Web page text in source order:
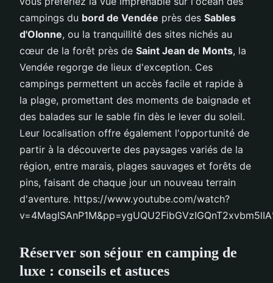
campings du bord de Vendée près des Sables
d'Olonne, ou la tranquillité des sites nichés au
cœur de la forêt près de Saint Jean de Monts, la
Vendée regorge de lieux d'exception. Ces
campings permettent un accès facile et rapide à
la plage, promettant des moments de baignade et
des balades sur le sable fin dès le lever du soleil.
Leur localisation offre également l'opportunité de
partir à la découverte des paysages variés de la
région, entre marais, plages sauvages et forêts de
pins, faisant de chaque jour un nouveau terrain
d'aventure. https://www.youtube.com/watch?
Réserver son séjour en camping de
luxe : conseils et astuces